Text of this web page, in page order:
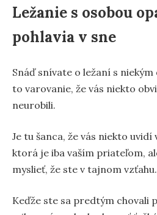
Ležanie s osobou
pohlavia v sne
Snáď snívate o ležaní s
to varovanie, že vás niekto
neurobili.
Je tu šanca, že vás niekto
ktorá je iba vaším priateľom,
myslieť, že ste v tajnom vzťahu.
Keďže ste sa predtým chovali